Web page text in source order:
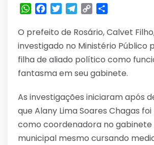
WhatsApp
Facebook
TwitterTelegram
Copy
O prefeito de Rosário, Calvet
investigado no Ministério Público
filha de aliado político como
fantasma em seu gabinete.
As investigações iniciaram após
que Alany Lima Soares Chagas
como coordenadora no
municipal mesmo cursando